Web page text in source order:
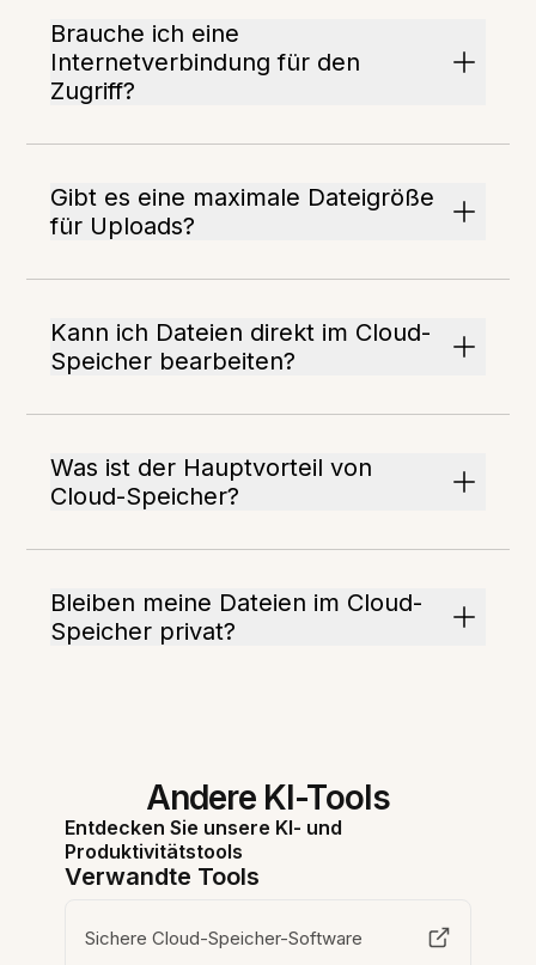
Brauche ich eine
Internetverbindung für den
Zugriff?
Gibt es eine maximale Dateigröße
für Uploads?
Kann ich Dateien direkt im Cloud-
Speicher bearbeiten?
Was ist der Hauptvorteil von
Cloud-Speicher?
Bleiben meine Dateien im Cloud-
Speicher privat?
Andere KI-Tools
Entdecken Sie unsere KI- und
Produktivitätstools
Verwandte Tools
Sichere Cloud-Speicher-Software